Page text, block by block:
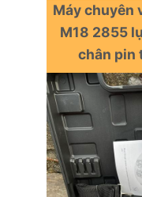
Máy chuyên
M18 2855
chân pin